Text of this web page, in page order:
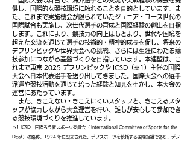
供し、国際的な競技環境に触れることを⽬的としています。ま
た、これまで実施機会が限られていたジュニア・ユース世代の
国際試合も実施し、次世代選⼿の育成と国際経験の創出を⽬指
します。これにより、競技⼒の向上はもとより、世代や国境を
超えた交流を通じて選⼿の技術的・精神的成⻑を促し、将来の
デフリンピックや世界⼤会への挑戦、さらには⽣涯にわたる競
技参加につながる基盤づくりを⽬指しています。本連盟は、こ
れまで東京 2025 デフリンピックや ICSD（※1）主催の国際
⼤会へ⽇本代表選⼿を送り出してきました。国際⼤会への選⼿
派遣や競技活動を通じて培った経験と知⾒を⽣かし、本⼤会の
運営にあたっています。
また、きこえない・きこえにくいスタッフと、きこえるスタ
ッフが協⼒しながら⼤会運営を⾏い、誰もが安⼼して参加でき
る競技環境づくりを推進しています。
※1 ICSD：国際ろう者スポーツ委員会（ International Committee of Sports for the
Deaf ）の略称。1924 年に設⽴された、デフスポーツを統括する国際組織であり、デフ